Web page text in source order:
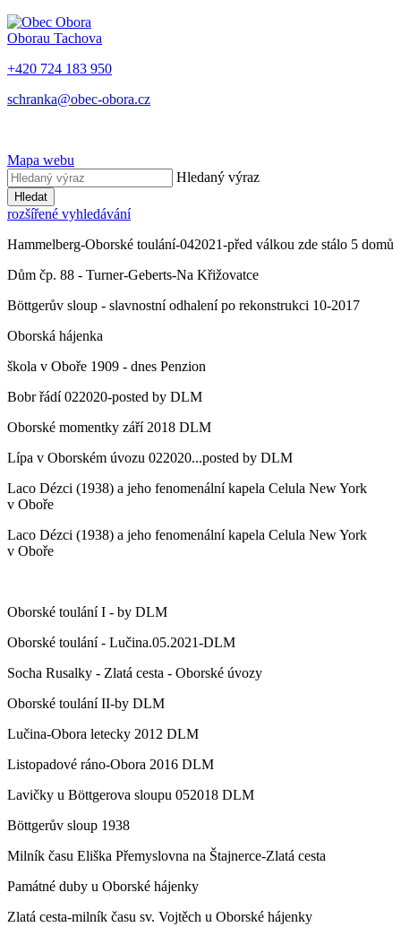
Oborau Tachova
+420 724 183 950
schranka@obec-obora.cz
Mapa webu
Hledaný výraz
Hledat
rozšířené vyhledávání
Hammelberg-Oborské toulání-042021-před válkou zde stálo 5 domů
Dům čp. 88 - Turner-Geberts-Na Křižovatce
Böttgerův sloup - slavnostní odhalení po rekonstrukci 10-2017
Oborská hájenka
škola v Oboře 1909 - dnes Penzion
Bobr řádí 022020-posted by DLM
Oborské momentky září 2018 DLM
Lípa v Oborském úvozu 022020...posted by DLM
Laco Dézci (1938) a jeho fenomenální kapela Celula New York
v Oboře
Laco Dézci (1938) a jeho fenomenální kapela Celula New York
v Oboře
Oborské toulání I - by DLM
Oborské toulání - Lučina.05.2021-DLM
Socha Rusalky - Zlatá cesta - Oborské úvozy
Oborské toulání II-by DLM
Lučina-Obora letecky 2012 DLM
Listopadové ráno-Obora 2016 DLM
Lavičky u Böttgerova sloupu 052018 DLM
Böttgerův sloup 1938
Milník času Eliška Přemyslovna na Štajnerce-Zlatá cesta
Památné duby u Oborské hájenky
Zlatá cesta-milník času sv. Vojtěch u Oborské hájenky